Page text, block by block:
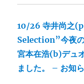
10/26 寺井尚之
Selection”今夜
宮本在浩(b)デュ
ました。 – お知